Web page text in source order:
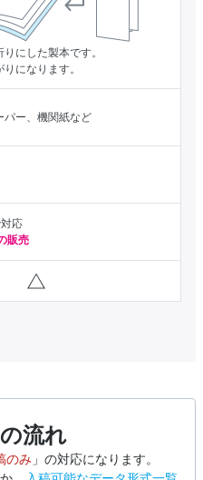
にした製本です。
になります。
パー、機関紙など
応
販売
流れ
のみ 」の対応になります。